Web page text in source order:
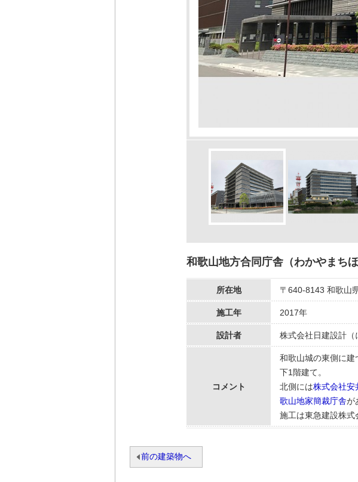
和歌山地方合同庁舎（わかやまち
所在地 〒640-8143 和歌山
施工年 2017年
設計者 株式会社日建設計（
コメント
和歌山城の東側に
下1階建て。
北側には株式会社安
歌山地家簡裁庁舎が
施工は東急建設株式
前の建築物へ